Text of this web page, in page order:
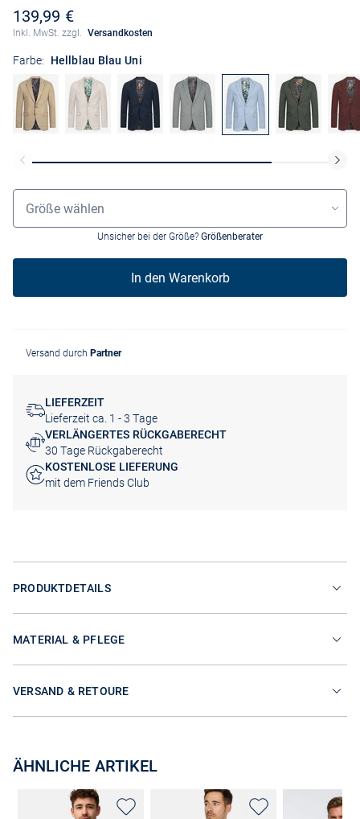
139,99 €
Inkl. MwSt. zzgl. Versandkosten
Farbe: Hellblau Blau Uni
Größenauswahl
Größe wählen
Unsicher bei der Größe? Größenberater
In den Warenkorb
Versand durch Partner
LIEFERZEIT
Lieferzeit ca. 1 - 3 Tage
VERLÄNGERTES RÜCKGABERECHT
30 Tage Rückgaberecht
KOSTENLOSE LIEFERUNG
mit dem Friends Club
PRODUKTDETAILS
MATERIAL & PFLEGE
VERSAND & RETOURE
ÄHNLICHE ARTIKEL